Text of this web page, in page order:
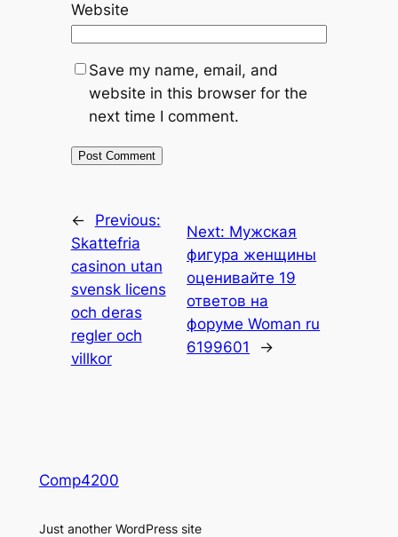
Website
Save my name, email, and
website in this browser for the
next time I comment.
←
Previous:
Skattefria
casinon utan
svensk licens
och deras
regler och
villkor
Next: Мужская
фигура женщины
оценивайте 19
ответов на
форуме Woman ru
6199601
→
Comp4200
Just another WordPress site